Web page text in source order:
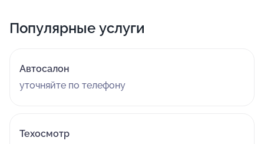
Популярные услуги
Автосалон
уточняйте по телефону
Техосмотр